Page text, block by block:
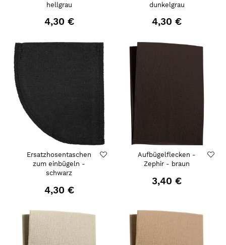
hellgrau
4,30 €
dunkelgrau
4,30 €
Ersatzhosentaschen
zum einbügeln -
schwarz
4,30 €
Aufbügelflecken -
Zephir - braun
3,40 €